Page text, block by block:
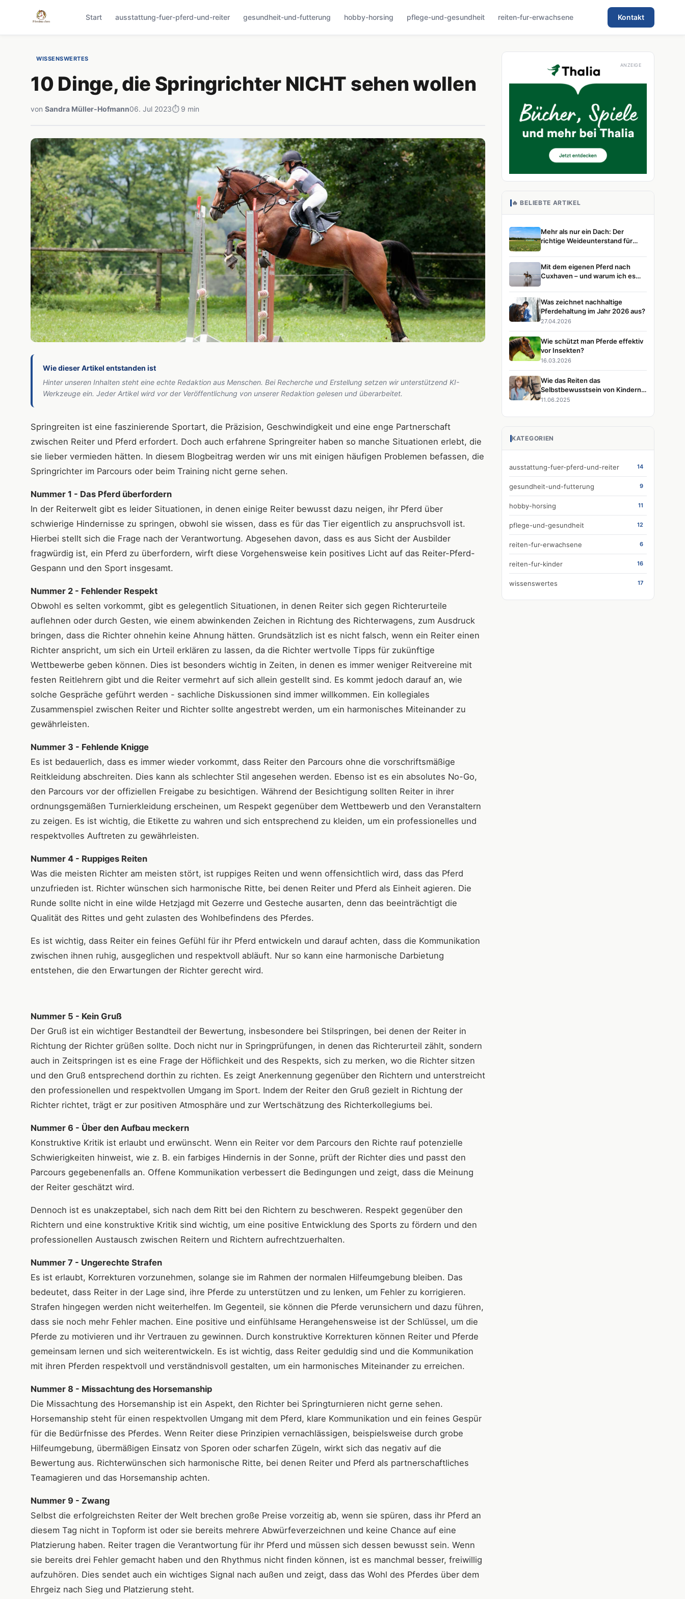
Start ausstattung-fuer-pferd-und-reiter gesundheit-und-futterung hobby-horsing pflege-und-gesundheit reiten-fur-erwachsene Kontakt
WISSENSWERTES
10 Dinge, die Springrichter NICHT sehen wollen
von Sandra Müller-Hofmann06. Jul 2023⏱ 9 min
Wie dieser Artikel entstanden ist
Hinter unseren Inhalten steht eine echte Redaktion aus Menschen. Bei Recherche und Erstellung setzen wir unterstützend KI-
Werkzeuge ein. Jeder Artikel wird vor der Veröffentlichung von unserer Redaktion gelesen und überarbeitet.
Springreiten ist eine faszinierende Sportart, die Präzision, Geschwindigkeit und eine enge Partnerschaft
zwischen Reiter und Pferd erfordert. Doch auch erfahrene Springreiter haben so manche Situationen erlebt, die
sie lieber vermieden hätten. In diesem Blogbeitrag werden wir uns mit einigen häufigen Problemen befassen, die
Springrichter im Parcours oder beim Training nicht gerne sehen.
Nummer 1 - Das Pferd überfordern
In der Reiterwelt gibt es leider Situationen, in denen einige Reiter bewusst dazu neigen, ihr Pferd über
schwierige Hindernisse zu springen, obwohl sie wissen, dass es für das Tier eigentlich zu anspruchsvoll ist.
Hierbei stellt sich die Frage nach der Verantwortung. Abgesehen davon, dass es aus Sicht der Ausbilder
fragwürdig ist, ein Pferd zu überfordern, wirft diese Vorgehensweise kein positives Licht auf das Reiter-Pferd-
Gespann und den Sport insgesamt.
Nummer 2 - Fehlender Respekt
Obwohl es selten vorkommt, gibt es gelegentlich Situationen, in denen Reiter sich gegen Richterurteile
auflehnen oder durch Gesten, wie einem abwinkenden Zeichen in Richtung des Richterwagens, zum Ausdruck
bringen, dass die Richter ohnehin keine Ahnung hätten. Grundsätzlich ist es nicht falsch, wenn ein Reiter einen
Richter anspricht, um sich ein Urteil erklären zu lassen, da die Richter wertvolle Tipps für zukünftige
Wettbewerbe geben können. Dies ist besonders wichtig in Zeiten, in denen es immer weniger Reitvereine mit
festen Reitlehrern gibt und die Reiter vermehrt auf sich allein gestellt sind. Es kommt jedoch darauf an, wie
solche Gespräche geführt werden - sachliche Diskussionen sind immer willkommen. Ein kollegiales
Zusammenspiel zwischen Reiter und Richter sollte angestrebt werden, um ein harmonisches Miteinander zu
gewährleisten.
Nummer 3 - Fehlende Knigge
Es ist bedauerlich, dass es immer wieder vorkommt, dass Reiter den Parcours ohne die vorschriftsmäßige
Reitkleidung abschreiten. Dies kann als schlechter Stil angesehen werden. Ebenso ist es ein absolutes No-Go,
den Parcours vor der offiziellen Freigabe zu besichtigen. Während der Besichtigung sollten Reiter in ihrer
ordnungsgemäßen Turnierkleidung erscheinen, um Respekt gegenüber dem Wettbewerb und den Veranstaltern
zu zeigen. Es ist wichtig, die Etikette zu wahren und sich entsprechend zu kleiden, um ein professionelles und
respektvolles Auftreten zu gewährleisten.
Nummer 4 - Ruppiges Reiten
Was die meisten Richter am meisten stört, ist ruppiges Reiten und wenn offensichtlich wird, dass das Pferd
unzufrieden ist. Richter wünschen sich harmonische Ritte, bei denen Reiter und Pferd als Einheit agieren. Die
Runde sollte nicht in eine wilde Hetzjagd mit Gezerre und Gesteche ausarten, denn das beeinträchtigt die
Qualität des Rittes und geht zulasten des Wohlbefindens des Pferdes.
Es ist wichtig, dass Reiter ein feines Gefühl für ihr Pferd entwickeln und darauf achten, dass die Kommunikation
zwischen ihnen ruhig, ausgeglichen und respektvoll abläuft. Nur so kann eine harmonische Darbietung
entstehen, die den Erwartungen der Richter gerecht wird.
Nummer 5 - Kein Gruß
Der Gruß ist ein wichtiger Bestandteil der Bewertung, insbesondere bei Stilspringen, bei denen der Reiter in
Richtung der Richter grüßen sollte. Doch nicht nur in Springprüfungen, in denen das Richterurteil zählt, sondern
auch in Zeitspringen ist es eine Frage der Höflichkeit und des Respekts, sich zu merken, wo die Richter sitzen
und den Gruß entsprechend dorthin zu richten. Es zeigt Anerkennung gegenüber den Richtern und unterstreicht
den professionellen und respektvollen Umgang im Sport. Indem der Reiter den Gruß gezielt in Richtung der
Richter richtet, trägt er zur positiven Atmosphäre und zur Wertschätzung des Richterkollegiums bei.
Nummer 6 - Über den Aufbau meckern
Konstruktive Kritik ist erlaubt und erwünscht. Wenn ein Reiter vor dem Parcours den Richte rauf potenzielle
Schwierigkeiten hinweist, wie z. B. ein farbiges Hindernis in der Sonne, prüft der Richter dies und passt den
Parcours gegebenenfalls an. Offene Kommunikation verbessert die Bedingungen und zeigt, dass die Meinung
der Reiter geschätzt wird.
Dennoch ist es unakzeptabel, sich nach dem Ritt bei den Richtern zu beschweren. Respekt gegenüber den
Richtern und eine konstruktive Kritik sind wichtig, um eine positive Entwicklung des Sports zu fördern und den
professionellen Austausch zwischen Reitern und Richtern aufrechtzuerhalten.
Nummer 7 - Ungerechte Strafen
Es ist erlaubt, Korrekturen vorzunehmen, solange sie im Rahmen der normalen Hilfeumgebung bleiben. Das
bedeutet, dass Reiter in der Lage sind, ihre Pferde zu unterstützen und zu lenken, um Fehler zu korrigieren.
Strafen hingegen werden nicht weiterhelfen. Im Gegenteil, sie können die Pferde verunsichern und dazu führen,
dass sie noch mehr Fehler machen. Eine positive und einfühlsame Herangehensweise ist der Schlüssel, um die
Pferde zu motivieren und ihr Vertrauen zu gewinnen. Durch konstruktive Korrekturen können Reiter und Pferde
gemeinsam lernen und sich weiterentwickeln. Es ist wichtig, dass Reiter geduldig sind und die Kommunikation
mit ihren Pferden respektvoll und verständnisvoll gestalten, um ein harmonisches Miteinander zu erreichen.
Nummer 8 - Missachtung des Horsemanship
Die Missachtung des Horsemanship ist ein Aspekt, den Richter bei Springturnieren nicht gerne sehen.
Horsemanship steht für einen respektvollen Umgang mit dem Pferd, klare Kommunikation und ein feines Gespür
für die Bedürfnisse des Pferdes. Wenn Reiter diese Prinzipien vernachlässigen, beispielsweise durch grobe
Hilfeumgebung, übermäßigen Einsatz von Sporen oder scharfen Zügeln, wirkt sich das negativ auf die
Bewertung aus. Richterwünschen sich harmonische Ritte, bei denen Reiter und Pferd als partnerschaftliches
Teamagieren und das Horsemanship achten.
Nummer 9 - Zwang
Selbst die erfolgreichsten Reiter der Welt brechen große Preise vorzeitig ab, wenn sie spüren, dass ihr Pferd an
diesem Tag nicht in Topform ist oder sie bereits mehrere Abwürfeverzeichnen und keine Chance auf eine
Platzierung haben. Reiter tragen die Verantwortung für ihr Pferd und müssen sich dessen bewusst sein. Wenn
sie bereits drei Fehler gemacht haben und den Rhythmus nicht finden können, ist es manchmal besser, freiwillig
aufzuhören. Dies sendet auch ein wichtiges Signal nach außen und zeigt, dass das Wohl des Pferdes über dem
Ehrgeiz nach Sieg und Platzierung steht.
🔥 BELIEBTE ARTIKEL
Mehr als nur ein Dach: Der
richtige Weideunterstand für
Mit dem eigenen Pferd nach
Cuxhaven – und warum ich es
Was zeichnet nachhaltige
Pferdehaltung im Jahr 2026 aus?
27.04.2026
Wie schützt man Pferde effektiv
vor Insekten?
16.03.2026
Wie das Reiten das
Selbstbewusstsein von Kindern
stärkt
11.06.2025
KATEGORIEN
ausstattung-fuer-pferd-und-reiter 14
gesundheit-und-futterung 9
hobby-horsing 11
pflege-und-gesundheit 12
reiten-fur-erwachsene 6
reiten-fur-kinder 16
wissenswertes 17